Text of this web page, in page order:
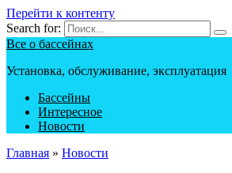
Перейти к контенту
Search for:
Все о бассейнах
Установка, обслуживание, эксплуатация
Бассейны
Интересное
Новости
Главная » Новости